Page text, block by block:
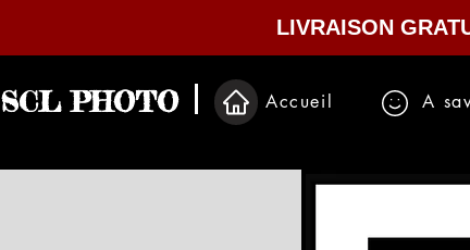
LIVRAISON
SCL PHOTO Accueil A